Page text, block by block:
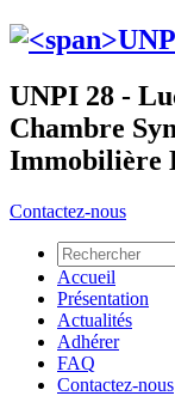
UNPI 28 -
Chambre
Immobilière
Contactez-nous
Accueil
Présentation
Actualités
Adhérer
FAQ
Contactez-nous